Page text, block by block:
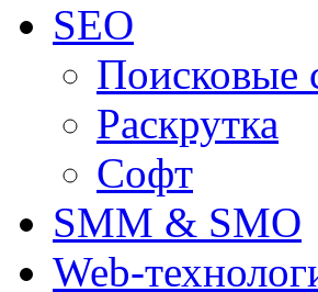
SEO
Поисковые
Раскрутка
Софт
SMM & SMO
Web-